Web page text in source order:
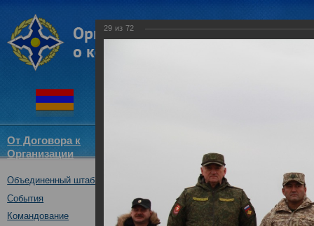
От Договора к
Организации
Объединенный штаб ОДКБ
События
Командование
Совместное учение
14.11.2017
29 из 72